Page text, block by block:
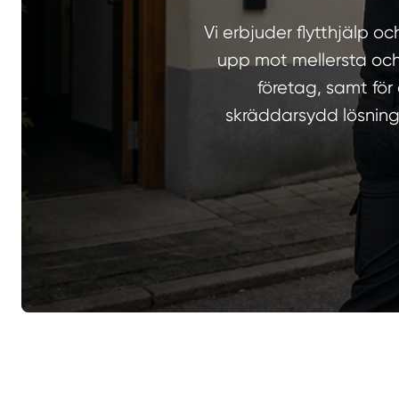
Vi erbjuder flytthjälp
upp mot mellersta
företag, samt
skräddarsydd